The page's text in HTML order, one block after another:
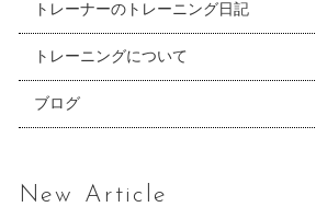
トレーナーのトレーニング日記
トレーニングについて
ブログ
New Article